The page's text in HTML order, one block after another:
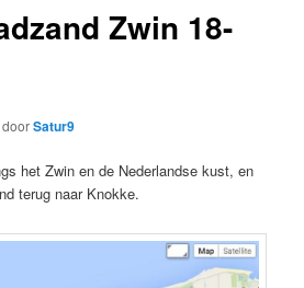
Zwin 18-
doorSatur9
het Zwin en de Nederlandse kust, en
terug naar Knokke.